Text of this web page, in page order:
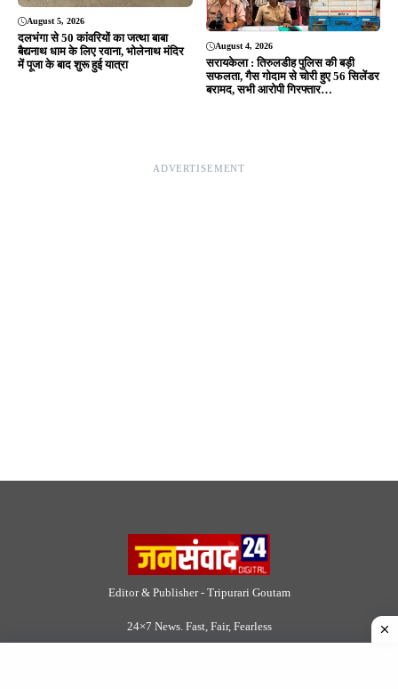
August 5, 2026
दलभंगा से 50 कांवरियों का जत्था बाबा
बैद्यनाथ धाम के लिए रवाना, भोलेनाथ मंदिर
में पूजा के बाद शुरू हुई यात्रा
August 4, 2026
सरायकेला : तिरुलडीह पुलिस की बड़ी
सफलता, गैस गोदाम से चोरी हुए 56 सिलेंडर
बरामद, सभी आरोपी गिरफ्तार…
ADVERTISEMENT
Editor & Publisher - Tripurari Goutam
24×7 News. Fast, Fair, Fearless